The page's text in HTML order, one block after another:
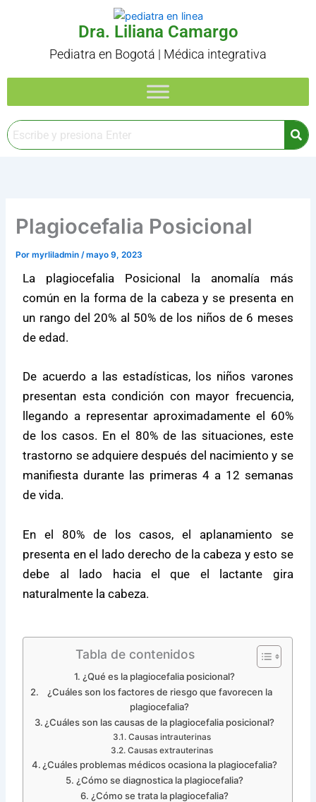
Dra. Liliana Camargo
Pediatra en Bogotá | Médica integrativa
Plagiocefalia Posicional
Pormyrliladmin/mayo 9, 2023
La plagiocefalia Posicional la anomalía más
común en la forma de la cabeza y se presenta en
un rango del 20% al 50% de los niños de 6 meses
de edad.
De acuerdo a las estadísticas, los niños varones
presentan esta condición con mayor frecuencia,
llegando a representar aproximadamente el 60%
de los casos. En el 80% de las situaciones, este
trastorno se adquiere después del nacimiento y se
manifiesta durante las primeras 4 a 12 semanas
de vida.
En el 80% de los casos, el aplanamiento se
presenta en el lado derecho de la cabeza y esto se
debe al lado hacia el que el lactante gira
naturalmente la cabeza.
Tabla de contenidos
¿Qué es la plagiocefalia posicional?
¿Cuáles son los factores de riesgo que favorecen la
plagiocefalia?
¿Cuáles son las causas de la plagiocefalia posicional?
Causas intrauterinas
Causas extrauterinas
¿Cuáles problemas médicos ocasiona la plagiocefalia?
¿Cómo se diagnostica la plagiocefalia?
¿Cómo se trata la plagiocefalia?